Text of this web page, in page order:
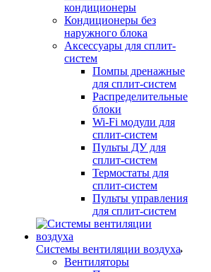
кондиционеры
Кондиционеры без
наружного блока
Аксессуары для сплит-
систем
Помпы дренажные
для сплит-систем
Распределительные
блоки
Wi-Fi модули для
сплит-систем
Пульты ДУ для
сплит-систем
Термостаты для
сплит-систем
Пульты управления
для сплит-систем
Системы вентиляции воздуха
Вентиляторы